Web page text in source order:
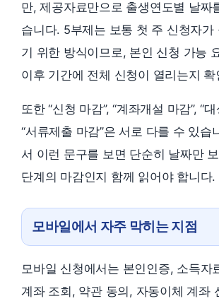
만, 제공자료만으로 출생연도별 날짜
습니다. 5부제는 보통 첫 주 신청자가
기 위한 방식이므로, 본인 신청 가능
이후 기간에 전체 신청이 열리는지
또한 “신청 마감”, “계좌개설 마감”, “
“서류제출 마감”은 서로 다를 수 있습
서 이런 문구를 보면 단순히 날짜만
단계의 마감인지 함께 읽어야 합니다.
모바일에서 자주 막히는 지점
모바일 신청에서는 본인인증, 소득자
계좌 조회, 약관 동의, 자동이체 계좌